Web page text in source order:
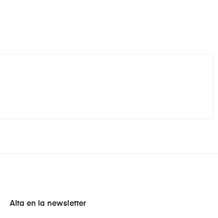
Alta en la newsletter